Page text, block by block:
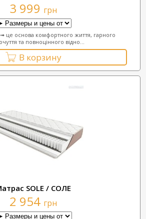
3 999 грн
це основа комфортного життя, гарного
та повноцінного відно...
В корзину
SOLE / СОЛЕ
2 954 грн